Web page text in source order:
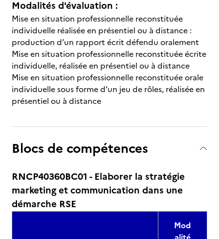
Modalités d'évaluation :
Mise en situation professionnelle reconstituée
individuelle réalisée en présentiel ou à distance :
production d’un rapport écrit défendu oralement
Mise en situation professionnelle reconstituée écrite
individuelle, réalisée en présentiel ou à distance
Mise en situation professionnelle reconstituée orale
individuelle sous forme d’un jeu de rôles, réalisée en
présentiel ou à distance
Blocs de compétences
RNCP40360BC01 - Elaborer la stratégie
marketing et communication dans une
démarche RSE
Mod